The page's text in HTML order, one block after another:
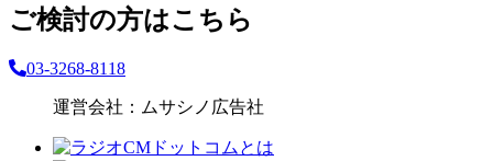
ご検討の方はこちら
03-3268-8118
運営会社：ムサシノ広告社